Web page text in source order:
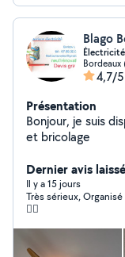
de votre besoin,
Blago
Électricité
Bordeaux
4,7/5
Présentation
Bonjour, je suis
et bricolage
Dernier avis
Il y a 15 jours
Très sérieux,
👍🏾